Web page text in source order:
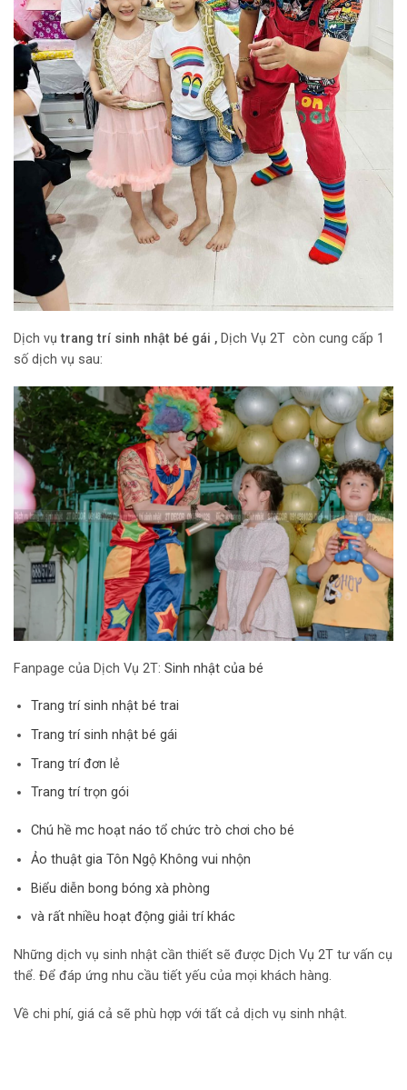
Dịch vụ trang trí sinh nhật bé gái , Dịch Vụ 2T còn cung cấp 1
số dịch vụ sau:
Fanpage của Dịch Vụ 2T: Sinh nhật của bé
Trang trí sinh nhật bé trai
Trang trí sinh nhật bé gái
Trang trí đơn lẻ
Trang trí trọn gói
Chú hề mc hoạt náo tổ chức trò chơi cho bé
Ảo thuật gia Tôn Ngộ Không vui nhộn
Biểu diễn bong bóng xà phòng
và rất nhiều hoạt động giải trí khác
Những dịch vụ sinh nhật cần thiết sẽ được Dịch Vụ 2T tư vấn cụ
thể. Để đáp ứng nhu cầu tiết yếu của mọi khách hàng.
Về chi phí, giá cả sẽ phù hợp với tất cả dịch vụ sinh nhật.